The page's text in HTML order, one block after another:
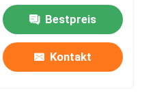
Bestpreis
Kontakt